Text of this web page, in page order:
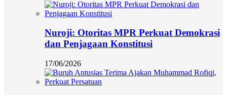
Nuroji: Otoritas MPR Perkuat Demokrasi
dan Penjagaan Konstitusi
17/06/2026